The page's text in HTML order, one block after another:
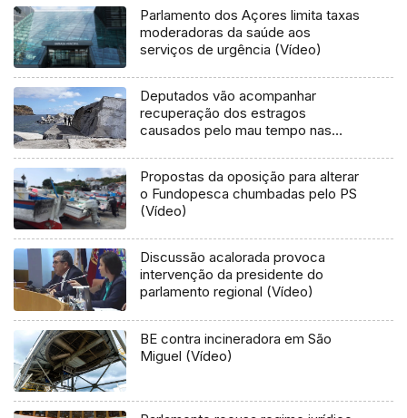
Parlamento dos Açores limita taxas
moderadoras da saúde aos
serviços de urgência (Vídeo)
Deputados vão acompanhar
recuperação dos estragos
causados pelo mau tempo nas
Propostas da oposição para alterar
o Fundopesca chumbadas pelo PS
(Vídeo)
Discussão acalorada provoca
intervenção da presidente do
parlamento regional (Vídeo)
BE contra incineradora em São
Miguel (Vídeo)